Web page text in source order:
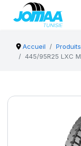
Accueil Produits
445/95R25 LXC